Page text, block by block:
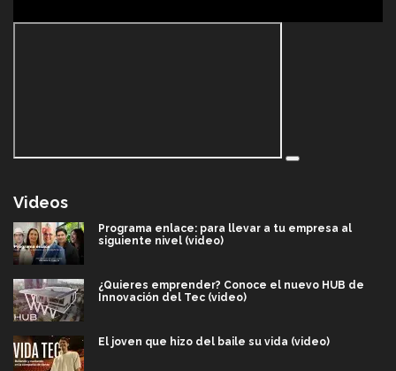
Videos
Programa enlace: para llevar a tu empresa al
siguiente nivel (video)
¿Quieres emprender? Conoce el nuevo HUB de
Innovación del Tec (video)
El joven que hizo del baile su vida (video)